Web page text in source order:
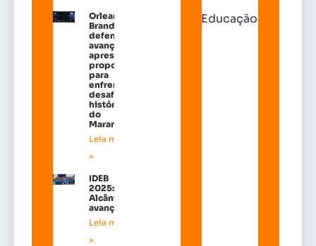
Orleans
Brandão
defende
avanços e
apresenta
propostas
para
enfrentar
desafios
históricos
do
Maranhão
Leia mais
»
IDEB
2025:
Alcântara
avançou!
Leia mais
»
Educação